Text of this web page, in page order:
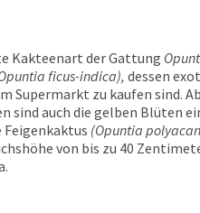
Kakteenart der Gattung
ficus-indica), dessen
Supermarkt zu kaufen sind.
sind auch die gelben Blüten
Feigenkaktus (Opuntia
von bis zu 40